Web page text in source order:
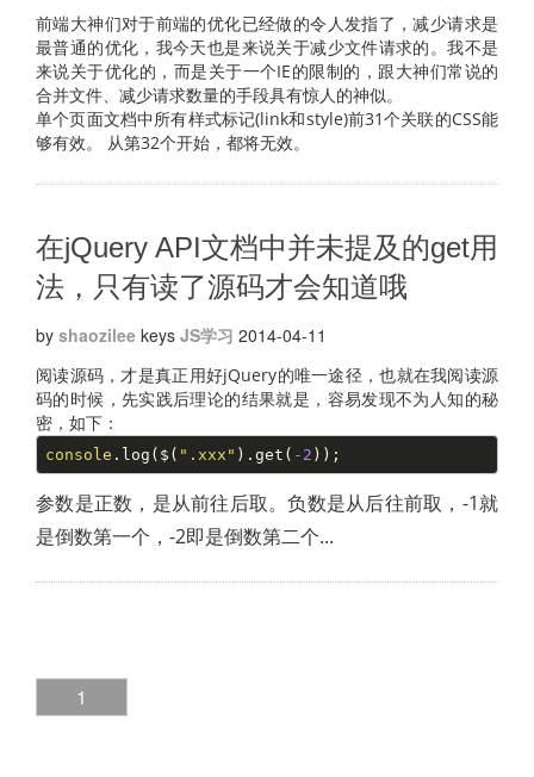
前端大神们对于前端的优化已经做的令人发指了，减少请求是
最普通的优化，我今天也是来说关于减少文件请求的。我不是
来说关于优化的，而是关于一个IE的限制的，跟大神们常说的
合并文件、减少请求数量的手段具有惊人的神似。
单个页面文档中所有样式标记(link和style)前31个关联的CSS能
够有效。 从第32个开始，都将无效。
在jQuery API文档中并未提及的get用
法，只有读了源码才会知道哦
by shaozilee keys JS学习 2014-04-11
阅读源码，才是真正用好jQuery的唯一途径，也就在我阅读源
码的时候，先实践后理论的结果就是，容易发现不为人知的秘
密，如下：
console .log($( ".xxx" ).get( -2 ));
参数是正数，是从前往后取。负数是从后往前取，-1就
是倒数第一个，-2即是倒数第二个...
1